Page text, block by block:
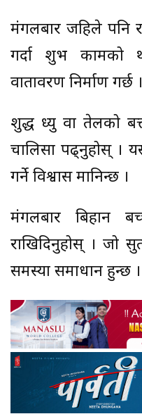
मंगलबार जहिले पनि
गर्दा शुभ कामको
वातावरण निर्माण गर्छ ।
शुद्ध ध्यु वा तेलको
चालिसा पढ्नुहोस् ।
गर्ने विश्वास मानिन्छ ।
मंगलबार बिहान
राखिदिनुहोस् । जो
समस्या समाधान हुन्छ ।